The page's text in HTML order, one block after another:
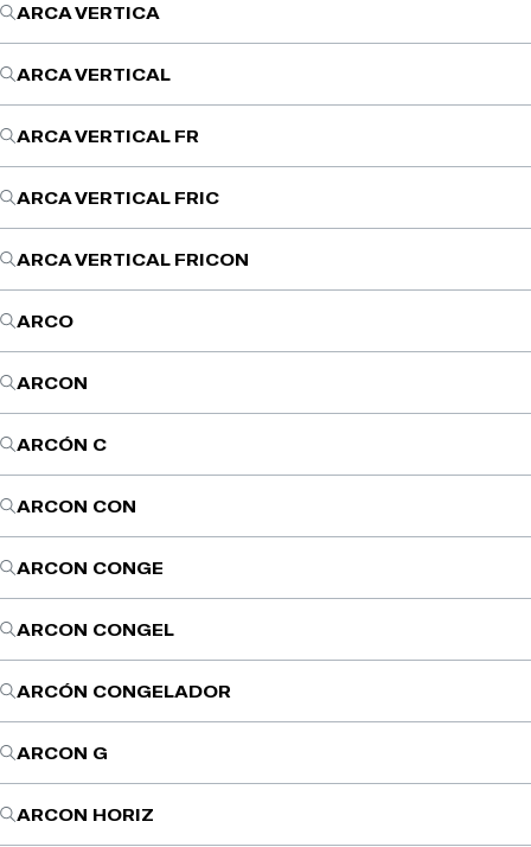
ARCA VERTICA
ARCA VERTICAL
ARCA VERTICAL FR
ARCA VERTICAL FRIC
ARCA VERTICAL FRICON
ARCO
ARCON
ARCÓN C
ARCON CON
ARCON CONGE
ARCON CONGEL
ARCÓN CONGELADOR
ARCON G
ARCON HORIZ